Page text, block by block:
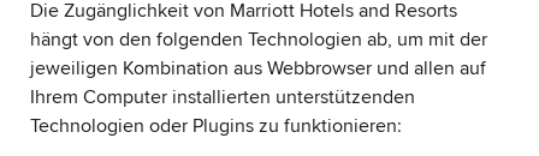
Die Zugänglichkeit von Marriott Hotels and Resorts
hängt von den folgenden Technologien ab, um mit der
jeweiligen Kombination aus Webbrowser und allen auf
Ihrem Computer installierten unterstützenden
Technologien oder Plugins zu funktionieren: